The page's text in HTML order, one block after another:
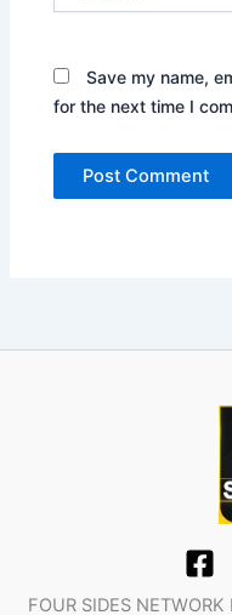
Save my name,
for the next time I
FOUR SIDES